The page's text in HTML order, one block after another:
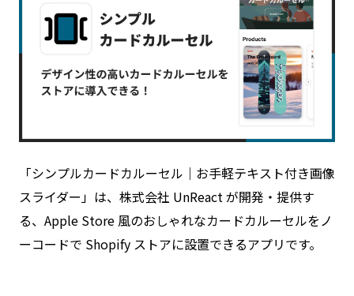
「シンプルカードカルーセル｜お手軽テキスト付き画像
スライダー」は、株式会社 UnReact が開発・提供す
る、Apple Store 風のおしゃれなカードカルーセルをノ
ーコードで Shopify ストアに設置できるアプリです。